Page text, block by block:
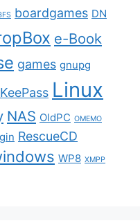
boardgames DN
e-Book
games gnupg
KeePass Linux
NAS OldPC OMEMO
RescueCD
WP8 XMPP